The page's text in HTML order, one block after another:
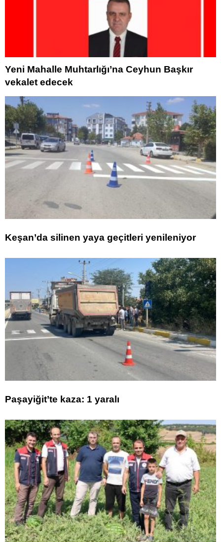
Yeni Mahalle Muhtarlığı’na Ceyhun Başkır
vekalet edecek
Keşan’da silinen yaya geçitleri yenileniyor
Paşayiğit’te kaza: 1 yaralı